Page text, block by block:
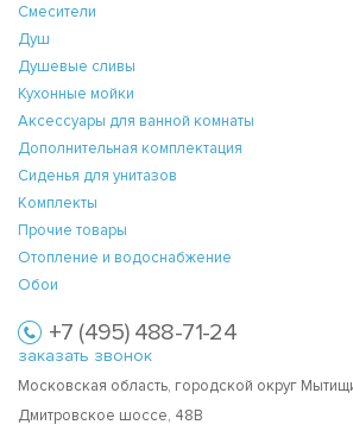
Смесители
Душ
Душевые сливы
Кухонные мойки
Аксессуары для ванной комнаты
Дополнительная комплектация
Сиденья для унитазов
Комплекты
Прочие товары
Отопление и водоснабжение
Обои
+7 (495) 488-71-24
заказать звонок
Московская область, городской округ
Дмитровское шоссе, 48В